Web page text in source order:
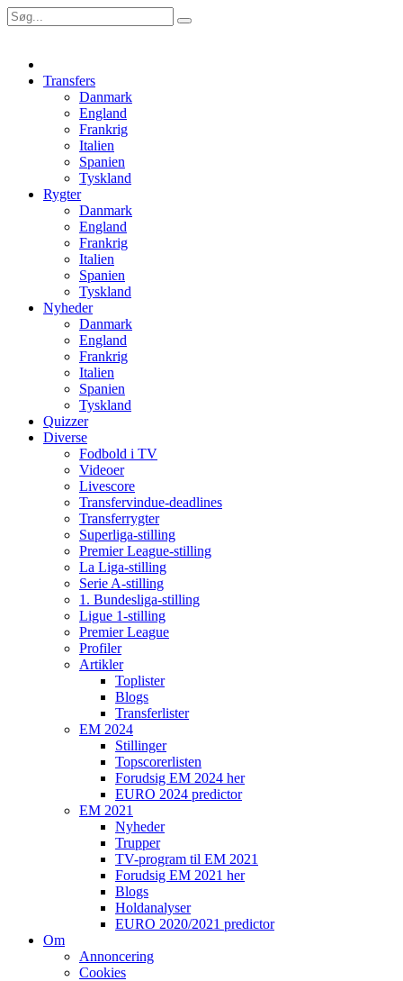
Transfers
Danmark
England
Frankrig
Italien
Spanien
Tyskland
Rygter
Danmark
England
Frankrig
Italien
Spanien
Tyskland
Nyheder
Danmark
England
Frankrig
Italien
Spanien
Tyskland
Quizzer
Diverse
Fodbold i TV
Videoer
Livescore
Transfervindue-deadlines
Transferrygter
Superliga-stilling
Premier League-stilling
La Liga-stilling
Serie A-stilling
1. Bundesliga-stilling
Ligue 1-stilling
Premier League
Profiler
Artikler
Toplister
Blogs
Transferlister
EM 2024
Stillinger
Topscorerlisten
Forudsig EM 2024 her
EURO 2024 predictor
EM 2021
Nyheder
Trupper
TV-program til EM 2021
Forudsig EM 2021 her
Blogs
Holdanalyser
EURO 2020/2021 predictor
Om
Annoncering
Cookies